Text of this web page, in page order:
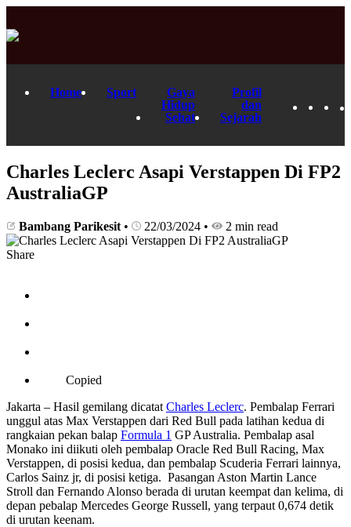
Home Sport
Gaya
Hidup
Sehat
Profil
dan
Sejarah
Charles Leclerc Asapi Verstappen Di FP2
AustraliaGP
Bambang Parikesit • 22/03/2024 • 2 min read
Share
Copied
Jakarta – Hasil gemilang dicatat Charles Leclerc. Pembalap Ferrari
unggul atas Max Verstappen dari Red Bull pada latihan kedua di
rangkaian pekan balap Formula 1 GP Australia. Pembalap asal
Monako ini diikuti oleh pembalap Oracle Red Bull Racing, Max
Verstappen, di posisi kedua, dan pembalap Scuderia Ferrari lainnya,
Carlos Sainz jr, di posisi ketiga. Pasangan Aston Martin Lance
Stroll dan Fernando Alonso berada di urutan keempat dan kelima, di
depan pebalap Mercedes George Russell, yang terpaut 0,674 detik
di urutan keenam.